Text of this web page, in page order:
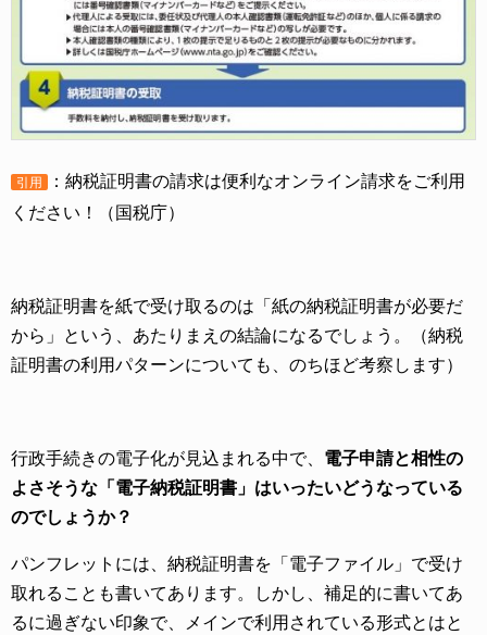
引用
：納税証明書の請求は便利なオンライン請求をご利用
ください！（国税庁）
納税証明書を紙で受け取るのは「紙の納税証明書が必要だ
から」という、あたりまえの結論になるでしょう。（納税
証明書の利用パターンについても、のちほど考察します）
行政手続きの電子化が見込まれる中で、 電子申請と相性の
よさそうな「電子納税証明書」はいったいどうなっている
のでしょうか？
パンフレットには、納税証明書を「電子ファイル」で受け
取れることも書いてあります。しかし、補足的に書いてあ
るに過ぎない印象で、メインで利用されている形式とはと